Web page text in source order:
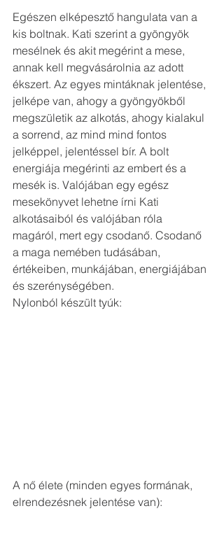
Egészen elképesztő hangulata van a
kis boltnak. Kati szerint a gyöngyök
mesélnek és akit megérint a mese,
annak kell megvásárolnia az adott
ékszert. Az egyes mintáknak jelentése,
jelképe van, ahogy a gyöngyökből
megszületik az alkotás, ahogy kialakul
a sorrend, az mind mind fontos
jelképpel, jelentéssel bír. A bolt
energiája megérinti az embert és a
mesék is. Valójában egy egész
mesekönyvet lehetne írni Kati
alkotásaiból és valójában róla
magáról, mert egy csodanő. Csodanő
a maga nemében tudásában,
értékeiben, munkájában, energiájában
és szerénységében.
Nylonból készült tyúk:
A nő élete (minden egyes formának,
elrendezésnek jelentése van):